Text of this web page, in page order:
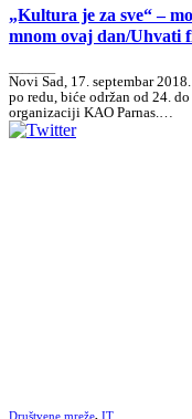
„Kultura je za sve“ –
mnom ovaj dan/Uhvati
Novi Sad, 17. septembar
po redu, biće održan od 24.
organizaciji KAO Parnas.…
Društvene mreže, IT